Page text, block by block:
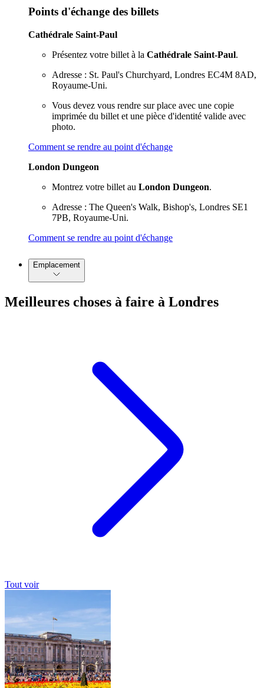
Points d'échange des billets
Cathédrale Saint-Paul
Présentez votre billet à la Cathédrale Saint-Paul.
Adresse : St. Paul's Churchyard, Londres EC4M 8AD,
Royaume-Uni.
Vous devez vous rendre sur place avec une copie
imprimée du billet et une pièce d'identité valide avec
photo.
Comment se rendre au point d'échange
London Dungeon
Montrez votre billet au London Dungeon.
Adresse : The Queen's Walk, Bishop's, Londres SE1
7PB, Royaume-Uni.
Comment se rendre au point d'échange
Emplacement
Meilleures choses à faire à Londres
Tout voir